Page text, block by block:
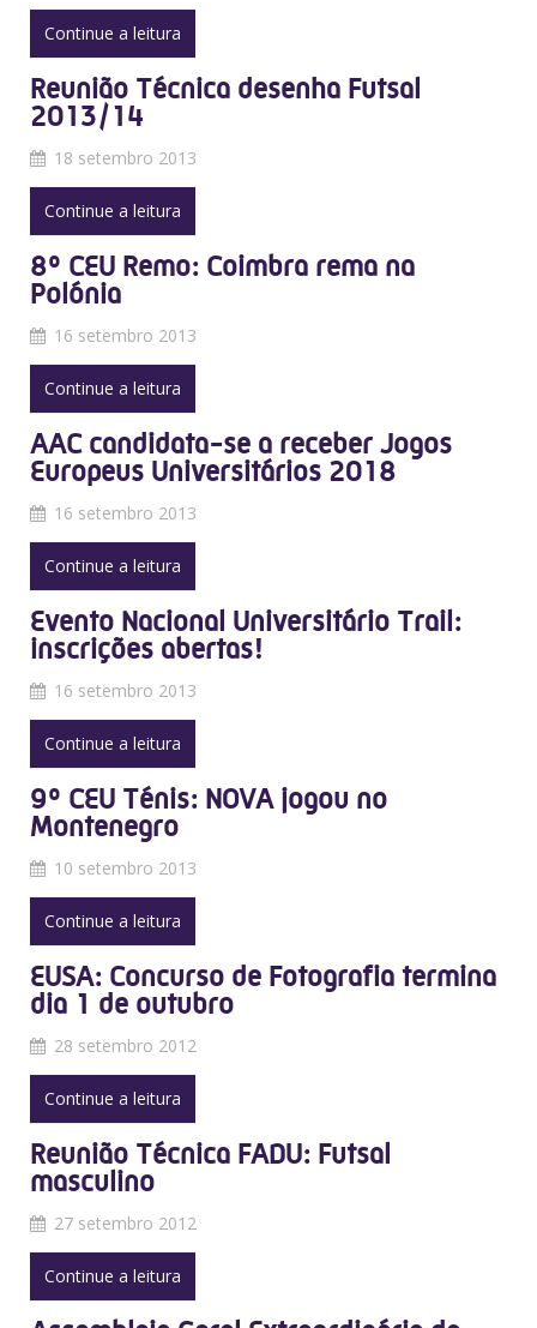
Continue a leitura
Reunião Técnica desenha Futsal
2013/14
18 setembro 2013
Continue a leitura
8º CEU Remo: Coimbra rema na
Polónia
16 setembro 2013
Continue a leitura
AAC candidata-se a receber Jogos
Europeus Universitários 2018
16 setembro 2013
Continue a leitura
Evento Nacional Universitário Trail:
inscrições abertas!
16 setembro 2013
Continue a leitura
9º CEU Ténis: NOVA jogou no
Montenegro
10 setembro 2013
Continue a leitura
EUSA: Concurso de Fotografia termina
dia 1 de outubro
28 setembro 2012
Continue a leitura
Reunião Técnica FADU: Futsal
masculino
27 setembro 2012
Continue a leitura